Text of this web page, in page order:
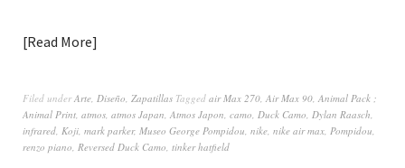
Read More
Filed underArte, Diseño, Zapatillas Tagged air Max 270, Air Max 90, Animal Pack ;
Animal Print, atmos, atmos Japan, Atmos Japon, camo, Duck Camo, Dylan Raasch,
infrared, Koji, mark parker, Museo George Pompidou, nike, nike air max, Pompidou,
renzo piano, Reversed Duck Camo, tinker hatfield